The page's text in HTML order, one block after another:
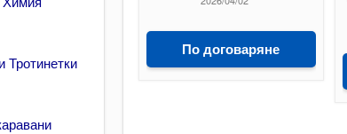
Тротинетки
По договаряне